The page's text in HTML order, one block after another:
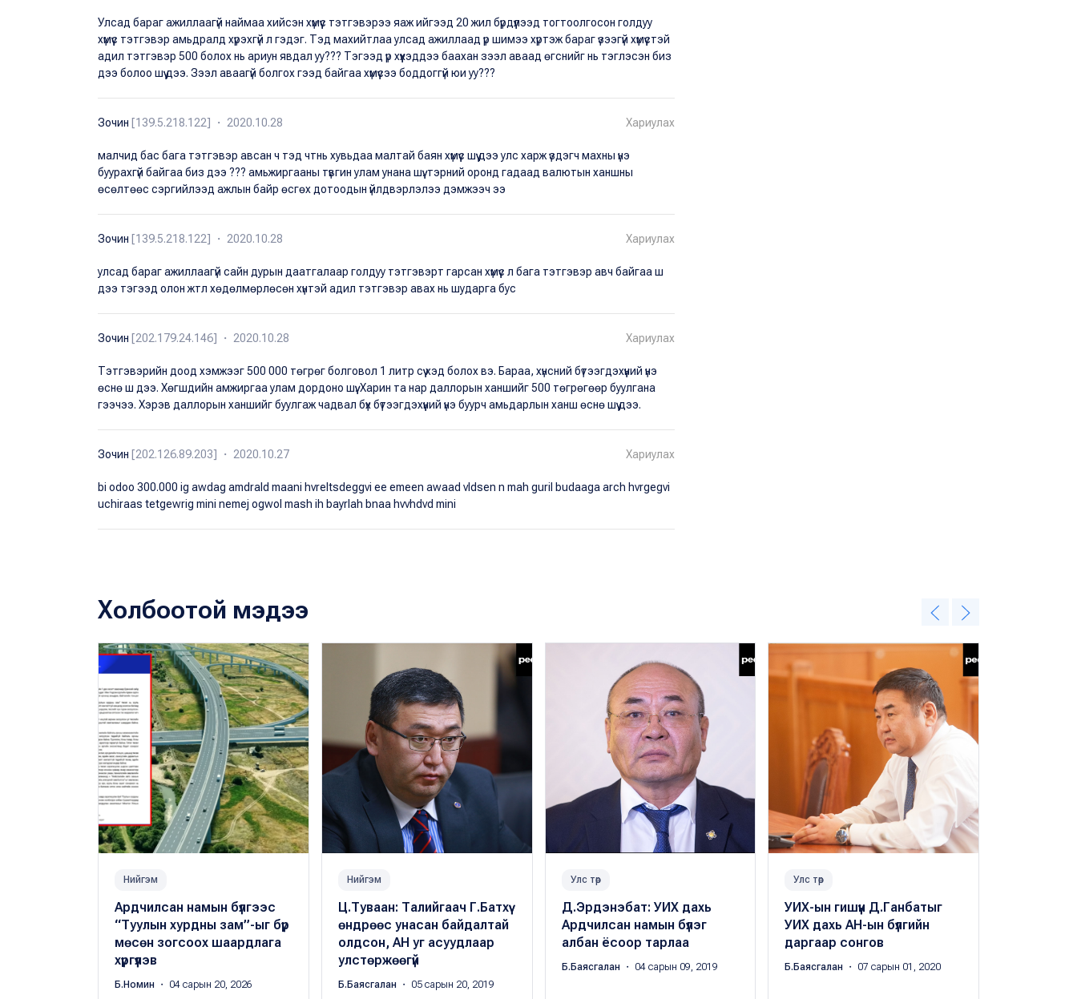
Улсад бараг ажиллаагүй наймаа хийсэн хүмүүс тэтгэвэрээ яаж ийгээд 20 жил бүрдүүлээд тогтоолгосон голдуу
хүмүүс тэтгэвэр амьдралд хүрэхгүй л гэдэг. Тэд махийтлаа улсад ажиллаад үр шимээ хүртэж бараг үзээгүй хүмүүстэй
адил тэтгэвэр 500 болох нь ариун явдал уу??? Тэгээд үр хүүхэддээ баахан зээл аваад өгснийг нь тэглэсэн биз
дээ болоо шүү дээ. Зээл аваагүй болгох гээд байгаа хүмүүсээ боддоггүй юи уу???
Зочин [139.5.218.122] ・ 2020.10.28 Хариулах
малчид бас бага тэтгэвэр авсан ч тэд чтнь хувьдаа малтай баян хүмүүс шүү дээ улс харж үздэгч махны үнэ
буурахгүй байгаа биз дээ ??? амьжиргааны түвгин улам унана шүү. тэрний оронд гадаад валютын ханшны
өсөлтөөс сэргийлээд ажлын байр өсгөх дотоодын үйлдвэрлэлээ дэмжээч ээ
Зочин [139.5.218.122] ・ 2020.10.28 Хариулах
улсад бараг ажиллаагүй сайн дурын даатгалаар голдуу тэтгэвэрт гарсан хүмүүс л бага тэтгэвэр авч байгаа ш
дээ тэгээд олон жтл хөдөлмөрлөсөн хүнтэй адил тэтгэвэр авах нь шударга бус
Зочин [202.179.24.146] ・ 2020.10.28 Хариулах
Тэтгэвэрийн доод хэмжээг 500 000 төгрөг болговол 1 литр сүү хэд болох вэ. Бараа, хүнсний бүтээгдэхүүний үнэ
өснө ш дээ. Хөгшдийн амжиргаа улам дордоно шүү. Харин та нар даллорын ханшийг 500 төгрөгөөр буулгана
гээчээ. Хэрэв даллорын ханшийг буулгаж чадвал бүх бүтээгдэхүүний үнэ буурч амьдарлын ханш өснө шүү дээ.
Зочин [202.126.89.203] ・ 2020.10.27 Хариулах
bi odoo 300.000 ig awdag amdrald maani hvreltsdeggvi ee emeen awaad vldsen n mah guril budaaga arch hvrgegvi
uchiraas tetgewrig mini nemej ogwol mash ih bayrlah bnaa hvvhdvd mini
Холбоотой мэдээ
Нийгэм
Ардчилсан намын бүлгээс
“Туулын хурдны зам”-ыг бүр
мөсөн зогсоох шаардлага
хүргүүлэв
Б.Номин ・ 04 сарын 20, 2026
Нийгэм
Ц.Туваан: Талийгаач Г.Батхүү
өндрөөс унасан байдалтай
олдсон, АН уг асуудлаар
улстөржөөгүй
Б.Баясгалан ・ 05 сарын 20, 2019
Улс төр
Д.Эрдэнэбат: УИХ дахь
Ардчилсан намын бүлэг
албан ёсоор тарлаа
Б.Баясгалан ・ 04 сарын 09, 2019
Улс төр
УИХ-ын гишүүн Д.Ганбатыг
УИХ дахь АН-ын бүлгийн
даргаар сонгов
Б.Баясгалан ・ 07 сарын 01, 2020